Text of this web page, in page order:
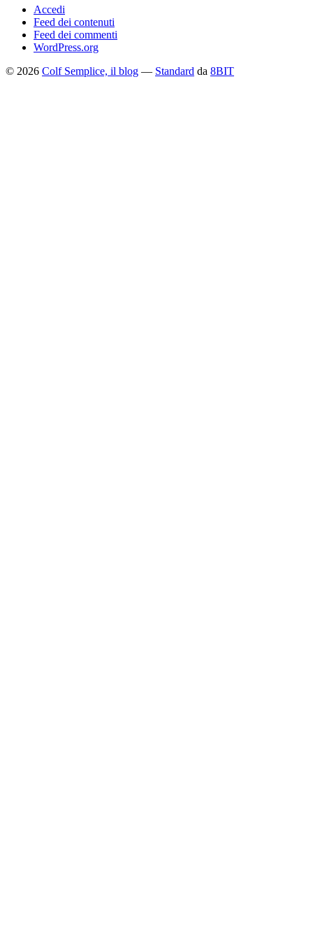
Accedi
Feed dei contenuti
Feed dei commenti
WordPress.org
© 2026 Colf Semplice, il blog — Standard da 8BIT